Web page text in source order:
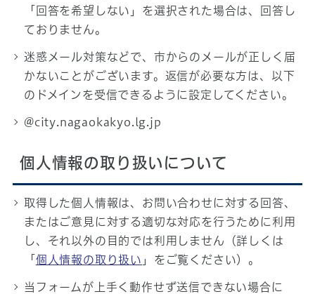
「回答を希望しない」を選択された場合は、回答し
ておりません。
迷惑メール対策などで、市からのメールが正しく届
かないことがございます。返信が必要な方は、以下
のドメインを受信できるように設定してください。
@city.nagaokakyo.lg.jp
個人情報の取り扱いについて
取得した個人情報は、お問い合わせに対する回答、
またはご意見に対する適切な対応を行うために利用
し、それ以外の目的では利用しません（詳しくは
「 個人情報の取り扱い 」をご覧ください）。
当フォームが上手く動作せず送信できない場合に